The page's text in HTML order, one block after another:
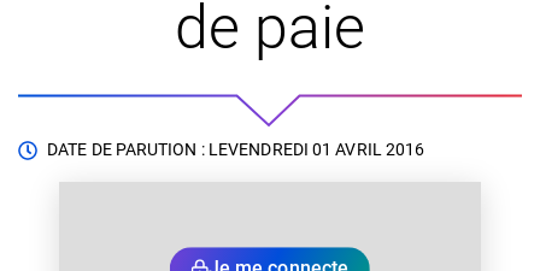
de paie
DATE DE PARUTION : LEVENDREDI 01 AVRIL 2016